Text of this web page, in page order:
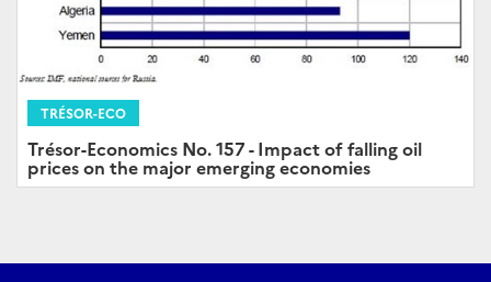
TRÉSOR-ECO
Trésor-Economics No. 157 - Impact of falling oil
prices on the major emerging economies